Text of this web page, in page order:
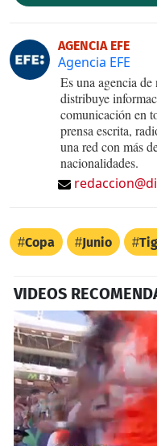
AGENCIA EFE
Agencia EFE
Es una agencia
distribuye
comunicación en
prensa escrita,
una red con más
nacionalidades.
Copa Junio
VIDEOS